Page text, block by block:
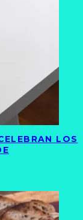
LOS